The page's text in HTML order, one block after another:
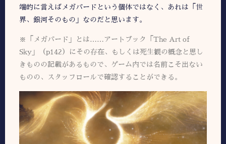
端的に言えばメガバードという個体ではなく、あれは「世
界、銀河そのもの」なのだと思います。
※「メガバード」とは……アートブック「The Art of
Sky」（p142）にその存在、もしくは死生観の概念と思し
きものの記載があるもので、ゲーム内では名前こそ出ない
ものの、スタッフロールで確認することができる。